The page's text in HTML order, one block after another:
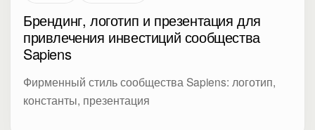
Брендинг, логотип и презентация для
привлечения инвестиций сообщества
Sapiens
Фирменный стиль сообщества Sapiens: логотип,
константы, презентация